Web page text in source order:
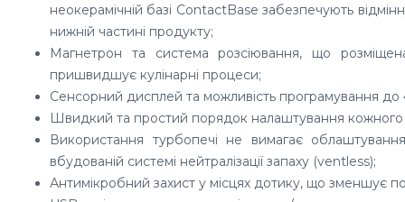
неокерамічній базі ContactBase забезпечують
нижній частині продукту;
Магнетрон та система розсіювання, що
пришвидшує кулінарні процеси;
Сенсорний дисплей та можливість програмування
Швидкий та простий порядок налаштування кожного
Використання турбопечі не вимагає
вбудованій системі нейтралізації запаху (ventless);
Антимікробний захист у місцях дотику, що зменшує